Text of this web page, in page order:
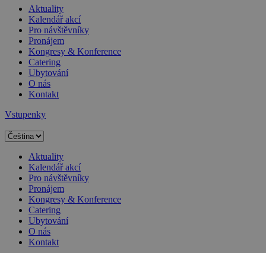
Aktuality
Kalendář akcí
Pro návštěvníky
Pronájem
Kongresy & Konference
Catering
Ubytování
O nás
Kontakt
Vstupenky
Aktuality
Kalendář akcí
Pro návštěvníky
Pronájem
Kongresy & Konference
Catering
Ubytování
O nás
Kontakt